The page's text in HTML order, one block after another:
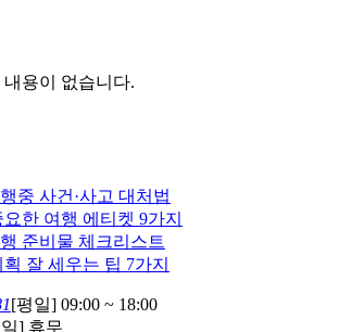
내용이 없습니다.
중 사건·사고 대처법
한 여행 에티켓 9가지
준비물 체크리스트
잘 세우는 팁 7가지
[평일] 09:00 ~ 18:00
] 휴무